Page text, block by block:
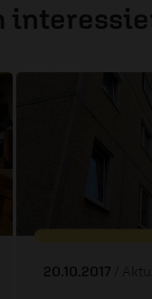
20.10.2017 /